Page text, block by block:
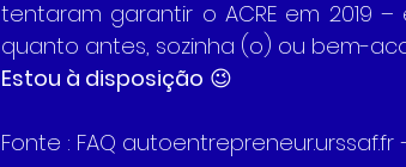
tentaram garantir o ACRE em 2019
quanto antes, sozinha (o) ou bem-
Estou à disposição 😉
Fonte : FAQ